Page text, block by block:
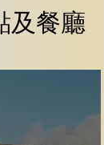
及餐廳
及餐廳